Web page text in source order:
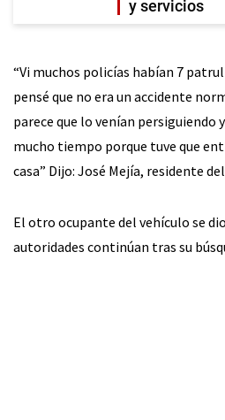
y servicios
“Vi muchos policías habían 7
pensé que no era un accidente
parece que lo venían persiguiendo
mucho tiempo porque tuve que
casa” Dijo: José Mejía, residente
El otro ocupante del vehículo se
autoridades continúan tras su